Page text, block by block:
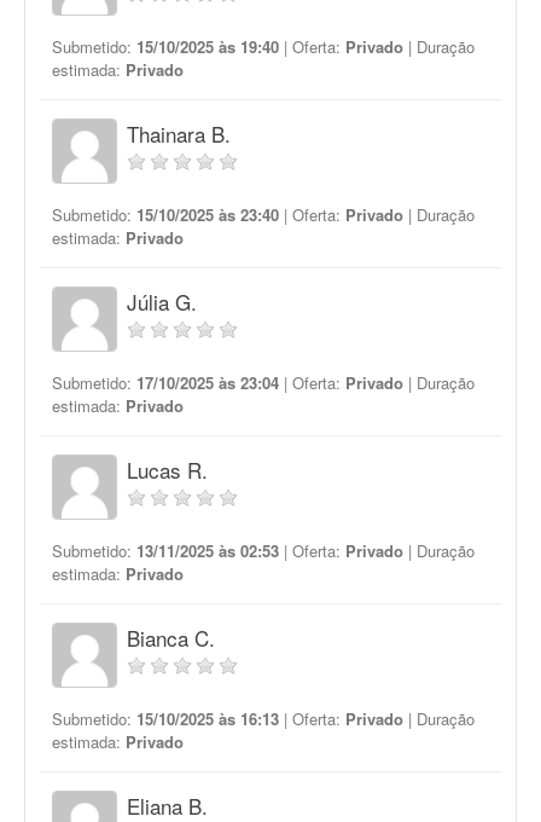
Submetido: 15/10/2025 às 19:40 | Oferta: Privado | Duração
estimada: Privado
Thainara B.
Submetido: 15/10/2025 às 23:40 | Oferta: Privado | Duração
estimada: Privado
Júlia G.
Submetido: 17/10/2025 às 23:04 | Oferta: Privado | Duração
estimada: Privado
Lucas R.
Submetido: 13/11/2025 às 02:53 | Oferta: Privado | Duração
estimada: Privado
Bianca C.
Submetido: 15/10/2025 às 16:13 | Oferta: Privado | Duração
estimada: Privado
Eliana B.